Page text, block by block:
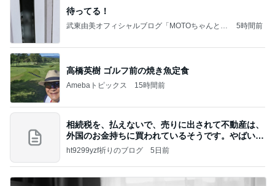
待ってる！
武東由美オフィシャルブログ「MOTOちゃんとの
5時間前
高橋英樹 ゴルフ前の焼き魚定食
Amebaトピックス 15時間前
相続税を、払えないで、売りに出されて不動産は、
外国のお金持ちに買われているそうです。やばいで
すよ
ht9299yzf祈りのブログ 5日前